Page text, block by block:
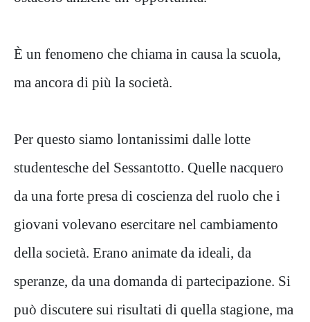
È un fenomeno che chiama in causa la scuola,
ma ancora di più la società.
Per questo siamo lontanissimi dalle lotte
studentesche del Sessantotto. Quelle nacquero
da una forte presa di coscienza del ruolo che i
giovani volevano esercitare nel cambiamento
della società. Erano animate da ideali, da
speranze, da una domanda di partecipazione. Si
può discutere sui risultati di quella stagione, ma